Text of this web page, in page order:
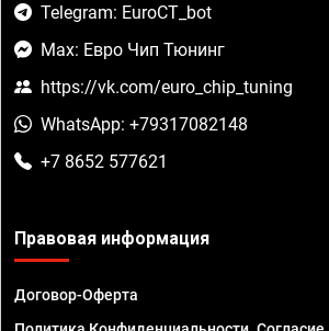
Telegram: EuroCT_bot
Max: Евро Чип Тюнинг
https://vk.com/euro_chip_tuning
WhatsApp: +79317082148
+7 8652 577621
Правовая информация
Договор-Оферта